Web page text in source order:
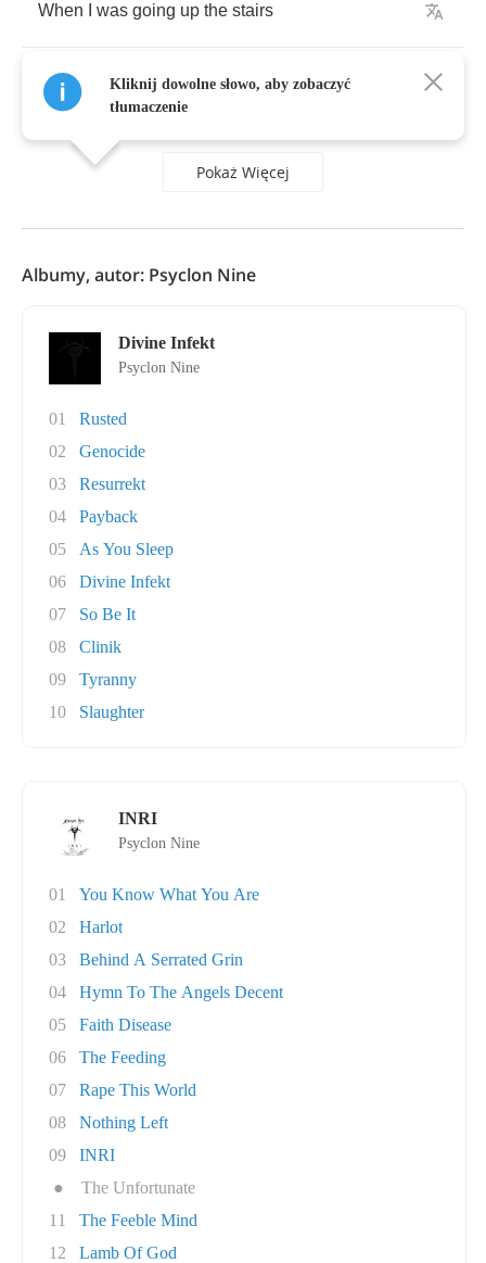
When was going up the stairs
met a man
Pokaż Więcej
Kliknij dowolne słowo, aby zobaczyć
tłumaczenie
Albumy, autor: Psyclon Nine
Divine Infekt
Psyclon Nine
01
Rusted
02
Genocide
03
Resurrekt
04
Payback
05
As You Sleep
06
Divine Infekt
07
So Be It
08
Clinik
09
Tyranny
10
Slaughter
INRI
Psyclon Nine
01
You Know What You Are
02
Harlot
03
Behind A Serrated Grin
04
Hymn To The Angels Decent
05
Faith Disease
06
The Feeding
07
Rape This World
08
Nothing Left
09
INRI
●
The Unfortunate
11
The Feeble Mind
12
Lamb Of God